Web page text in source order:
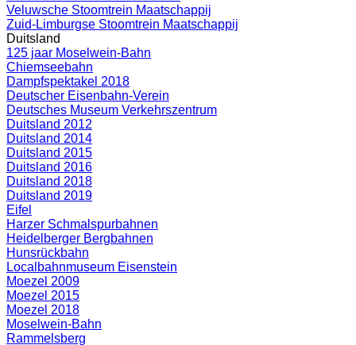
Veluwsche Stoomtrein Maatschappij
Zuid-Limburgse Stoomtrein Maatschappij
Duitsland
125 jaar Moselwein-Bahn
Chiemseebahn
Dampfspektakel 2018
Deutscher Eisenbahn-Verein
Deutsches Museum Verkehrszentrum
Duitsland 2012
Duitsland 2014
Duitsland 2015
Duitsland 2016
Duitsland 2018
Duitsland 2019
Eifel
Harzer Schmalspurbahnen
Heidelberger Bergbahnen
Hunsrückbahn
Localbahnmuseum Eisenstein
Moezel 2009
Moezel 2015
Moezel 2018
Moselwein-Bahn
Rammelsberg